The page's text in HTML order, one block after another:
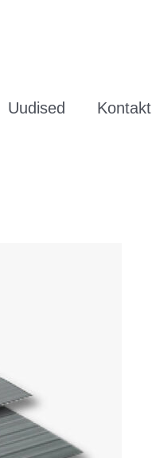
Uudised Kontakt